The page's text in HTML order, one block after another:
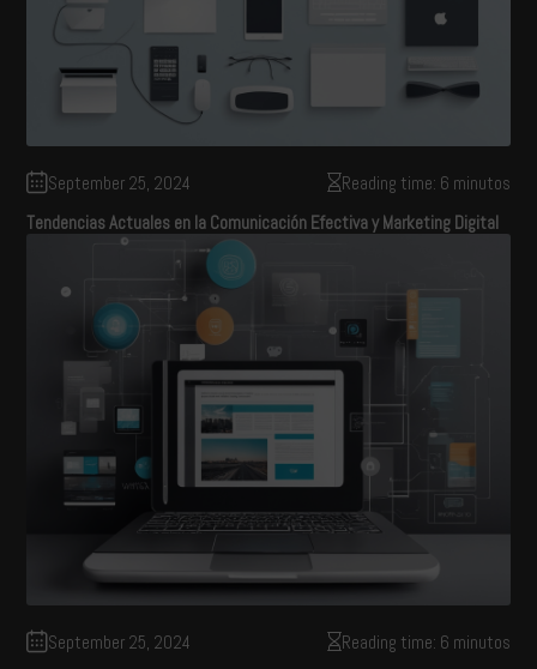
September 25, 2024
Reading time: 6 minutos
Tendencias Actuales en la Comunicación Efectiva y Marketing Digital
September 25, 2024
Reading time: 6 minutos